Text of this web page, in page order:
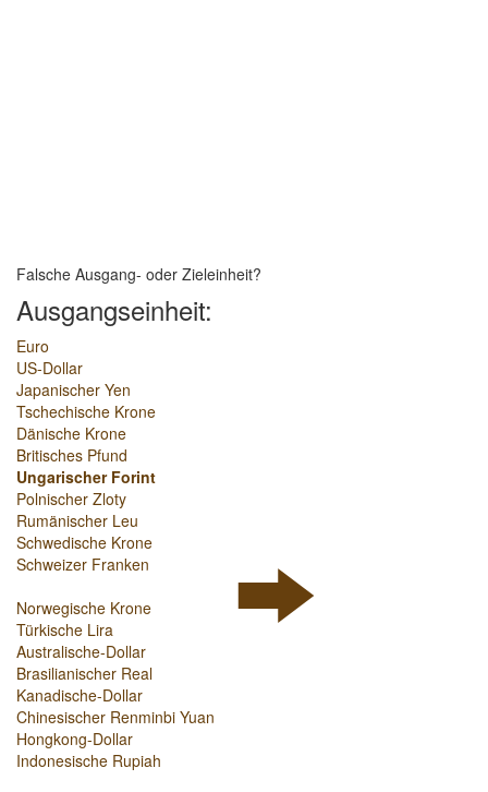
Falsche Ausgang- oder Zieleinheit?
Ausgangseinheit:
Euro
US-Dollar
Japanischer Yen
Tschechische Krone
Dänische Krone
Britisches Pfund
Ungarischer Forint
Polnischer Zloty
Rumänischer Leu
Schwedische Krone
Schweizer Franken
Norwegische Krone
Türkische Lira
Australische-Dollar
Brasilianischer Real
Kanadische-Dollar
Chinesischer Renminbi Yuan
Hongkong-Dollar
Indonesische Rupiah